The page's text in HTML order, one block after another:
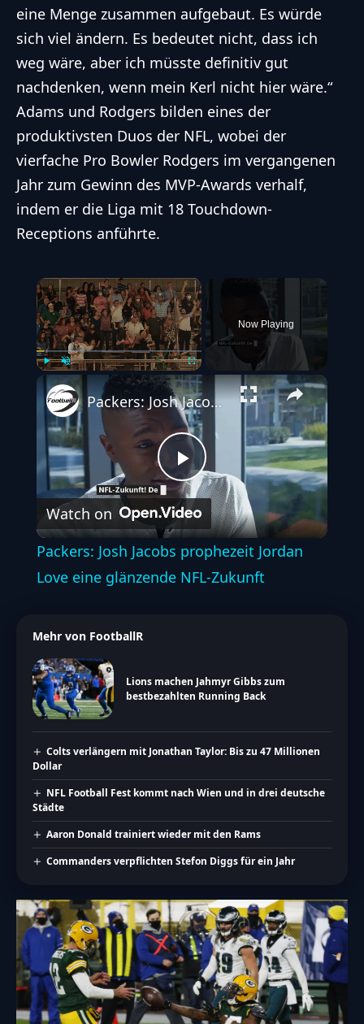
eine Menge zusammen aufgebaut. Es würde
sich viel ändern. Es bedeutet nicht, dass ich
weg wäre, aber ich müsste definitiv gut
nachdenken, wenn mein Kerl nicht hier wäre.“
Adams und Rodgers bilden eines der
produktivsten Duos der NFL, wobei der
vierfache Pro Bowler Rodgers im vergangenen
Jahr zum Gewinn des MVP-Awards verhalf,
indem er die Liga mit 18 Touchdown-
Receptions anführte.
×
Play Unmute Fullscreen
Now Playing
Play
Video
Packers: Josh Jacobs prophezeit Jordan Love eine glänzende NFL-Zukunft
Watch on
Packers: Josh Jacobs prophezeit Jordan
Love eine glänzende NFL-Zukunft
Mehr von FootballR
Lions machen Jahmyr Gibbs zum
bestbezahlten Running Back
Colts verlängern mit Jonathan Taylor: Bis zu 47 Millionen
Dollar
NFL Football Fest kommt nach Wien und in drei deutsche
Städte
Aaron Donald trainiert wieder mit den Rams
Commanders verpflichten Stefon Diggs für ein Jahr